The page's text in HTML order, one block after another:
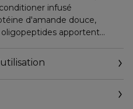
infusé
d'amande douce,
apportent
favorise la souplesse. Notre
contient de
la formation des boucles